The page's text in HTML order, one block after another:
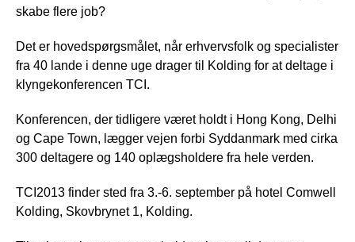
skabe flere job?
Det er hovedspørgsmålet, når erhvervsfolk og specialister
fra 40 lande i denne uge drager til Kolding for at deltage i
klyngekonferencen TCI.
Konferencen, der tidligere været holdt i Hong Kong, Delhi
og Cape Town, lægger vejen forbi Syddanmark med cirka
300 deltagere og 140 oplægsholdere fra hele verden.
TCI2013 finder sted fra 3.-6. september på hotel Comwell
Kolding, Skovbrynet 1, Kolding.